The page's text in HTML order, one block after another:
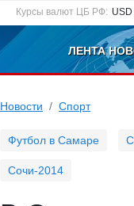
Курсы валют ЦБ РФ: USD
ЛЕНТА
Новости Спорт
Футбол в Самаре
Сочи-2014